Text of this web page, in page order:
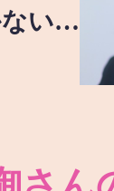
ない…